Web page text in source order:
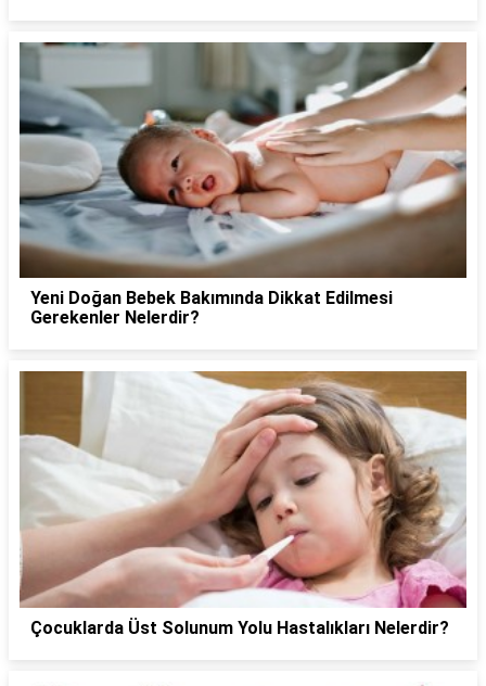
Yeni Doğan Bebek Bakımında Dikkat Edilmesi
Gerekenler Nelerdir?
Çocuklarda Üst Solunum Yolu Hastalıkları Nelerdir?